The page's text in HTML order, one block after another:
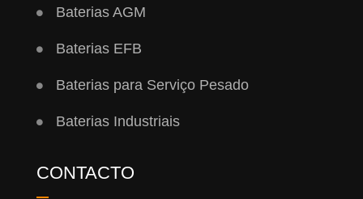
Baterias AGM
Baterias EFB
Baterias para Serviço Pesado
Baterias Industriais
CONTACTO